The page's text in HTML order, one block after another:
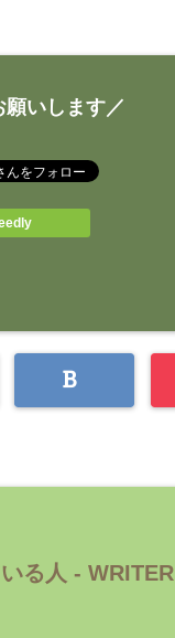
願いします／
る人 - WRITER